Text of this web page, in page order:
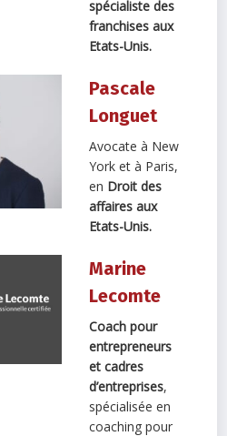
spécialiste des
franchises aux
Etats-Unis.
Pascale
Longuet
Avocate à New
York et à Paris,
en Droit des
affaires aux
Etats-Unis.
Marine
Lecomte
Coach pour
entrepreneurs
et cadres
d’entreprises,
spécialisée en
coaching pour